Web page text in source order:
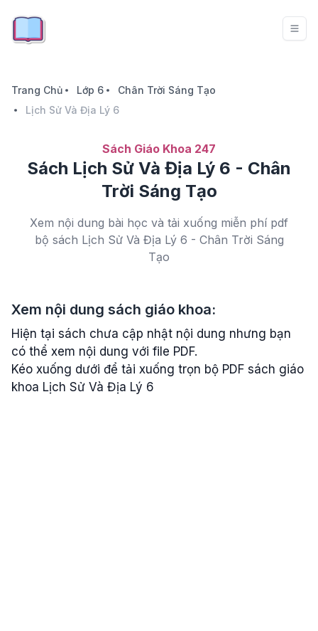
Trang Chủ Lớp 6
Chân Trời Sáng Tạo
Lịch Sử Và Địa Lý 6
Sách Giáo Khoa 247
Sách Lịch Sử Và Địa Lý 6 - Chân
Trời Sáng Tạo
Xem nội dung bài học và tải xuống miễn phí pdf
bộ sách Lịch Sử Và Địa Lý 6 - Chân Trời Sáng
Tạo
Xem nội dung sách giáo khoa:
Hiện tại sách chưa cập nhật nội dung nhưng bạn
có thể xem nội dung với file PDF.
Kéo xuống dưới để tải xuống trọn bộ PDF sách giáo
khoa Lịch Sử Và Địa Lý 6